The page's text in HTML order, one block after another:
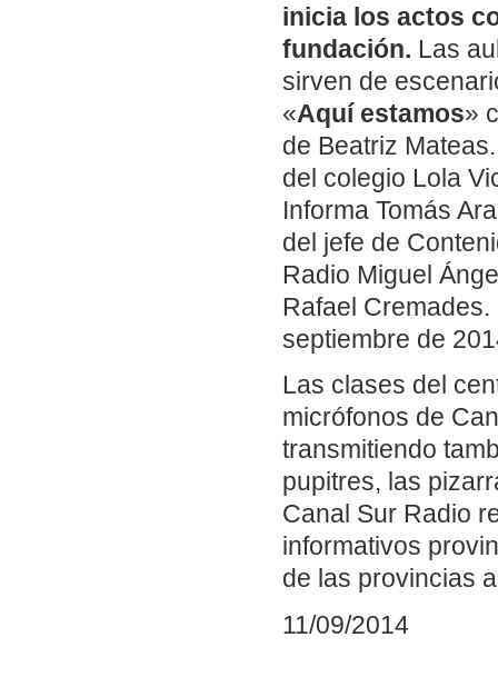
inicia los actos
fundación. Las
sirven de
«Aquí estamos»
de Beatriz
del colegio Lola
Informa Tomás
del jefe de
Radio Miguel
Rafael
septiembre de
Las clases del
micrófonos de
transmitiendo
pupitres, las
Canal Sur Radio
informativos
de las provincias
11/09/2014